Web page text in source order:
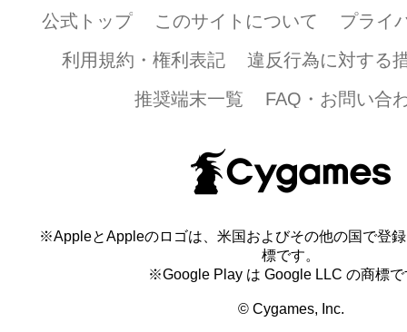
公式トップ このサイトについて
プライ
利用規約・権利表記
違反行為に対する
推奨端末一覧
FAQ・お問い合
※AppleとAppleのロゴは、米国およびその他の国で登
標です。
※Google Play は Google LLC の商標で
© Cygames, Inc.